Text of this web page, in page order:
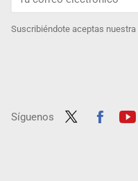
Suscribiéndote aceptas nuestra
Síguenos